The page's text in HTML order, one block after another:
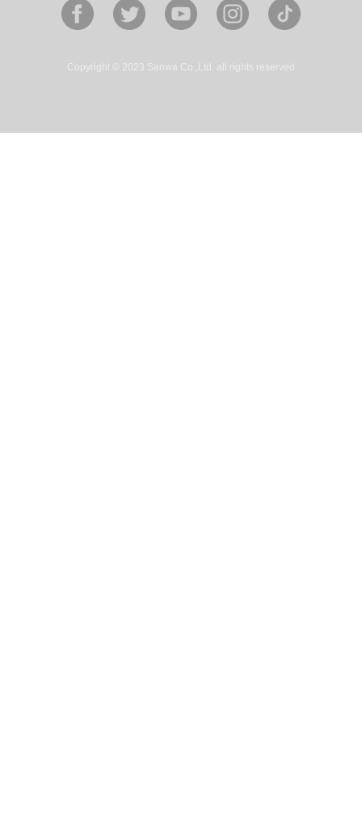
Copyright © 2023 Sanwa Co.,Ltd. all rights reserved